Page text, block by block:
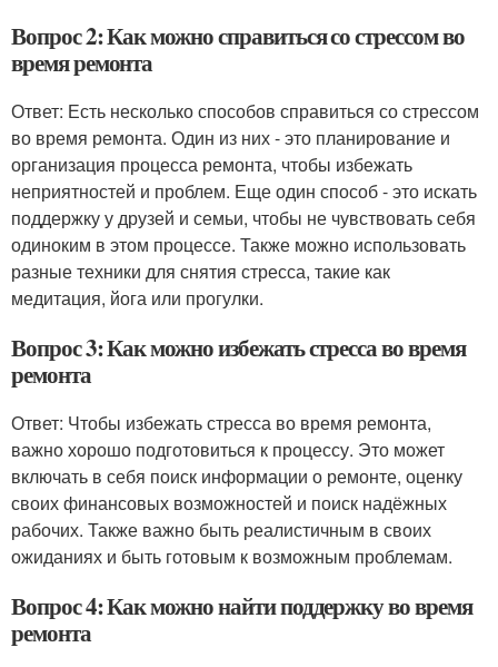
Вопрос 2: Как можно справиться со стрессом во
время ремонта
Ответ: Есть несколько способов справиться со стрессом
во время ремонта. Один из них - это планирование и
организация процесса ремонта, чтобы избежать
неприятностей и проблем. Еще один способ - это искать
поддержку у друзей и семьи, чтобы не чувствовать себя
одиноким в этом процессе. Также можно использовать
разные техники для снятия стресса, такие как
медитация, йога или прогулки.
Вопрос 3: Как можно избежать стресса во время
ремонта
Ответ: Чтобы избежать стресса во время ремонта,
важно хорошо подготовиться к процессу. Это может
включать в себя поиск информации о ремонте, оценку
своих финансовых возможностей и поиск надёжных
рабочих. Также важно быть реалистичным в своих
ожиданиях и быть готовым к возможным проблемам.
Вопрос 4: Как можно найти поддержку во время
ремонта